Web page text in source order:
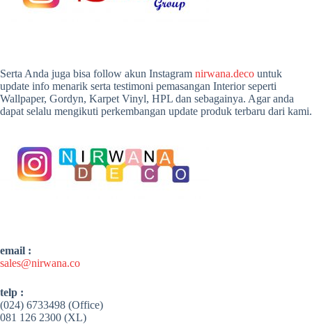
Serta Anda juga bisa follow akun Instagram nirwana.deco untuk
update info menarik serta testimoni pemasangan Interior seperti
Wallpaper, Gordyn, Karpet Vinyl, HPL dan sebagainya. Agar anda
dapat selalu mengikuti perkembangan update produk terbaru dari kami.
email :
sales@nirwana.co
telp :
(024) 6733498 (Office)
081 126 2300 (XL)